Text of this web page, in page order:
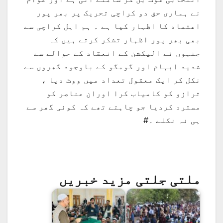
نے ہماری حق دو کراچی تحریک پر بھر پور
اعتماد کا اظہار کیا ہے ۔ ہم اہل کراچی سے
بھی بھر پور اظہار تشکر کرتے ہیں کہ
جنہوں نے الیکشن کے انعقاد کے حوالے سے
شدید ابہام اور گومگو کے باوجود گھروں سے
نکل کر ایک معقول تعداد میں ووٹ دیا ،
ترازو کو کامیاب کرا اوران عناصر کو
مسترد کردیا جو چاہتے تھے کہ کوئی گھر سے
ہی نہ نکلے ۔#
ملتی جلتی مزید خبریں